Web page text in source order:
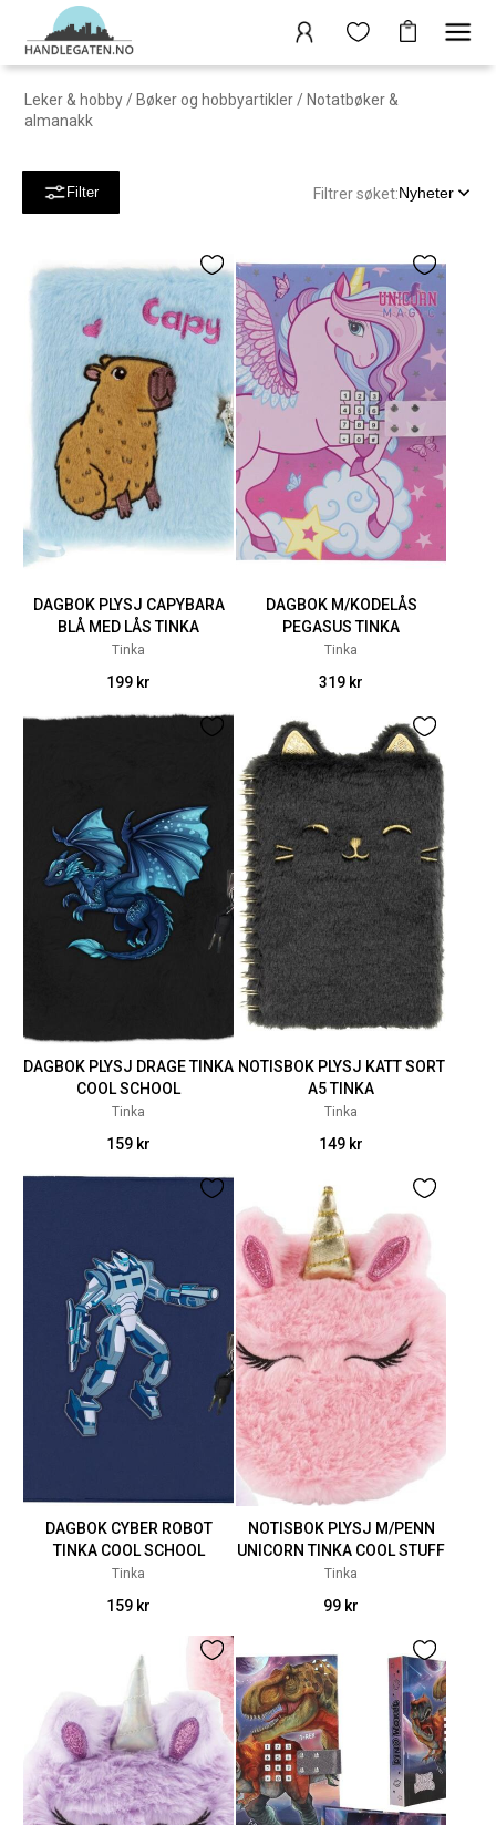
Leker & hobby / Bøker og hobbyartikler / Notatbøker &
almanakk
Filter Filtrer søket:Nyheter
DAGBOK PLYSJ CAPYBARA
BLÅ MED LÅS TINKA
Tinka
199 kr
DAGBOK M/KODELÅS
PEGASUS TINKA
Tinka
319 kr
DAGBOK PLYSJ DRAGE TINKA
COOL SCHOOL
Tinka
159 kr
NOTISBOK PLYSJ KATT SORT
A5 TINKA
Tinka
149 kr
DAGBOK CYBER ROBOT
TINKA COOL SCHOOL
Tinka
159 kr
NOTISBOK PLYSJ M/PENN
UNICORN TINKA COOL STUFF
Tinka
99 kr